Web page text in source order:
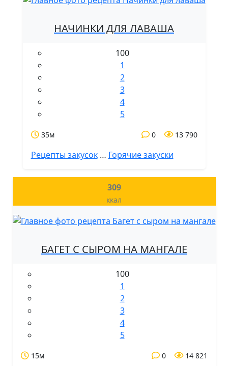
НАЧИНКИ ДЛЯ ЛАВАША
100
1
2
3
4
5
35м 13 790
0
Рецепты закусок… Горячие закуски
309
ккал
БАГЕТ С СЫРОМ НА МАНГАЛЕ
100
1
2
3
4
5
15м 14 821
0